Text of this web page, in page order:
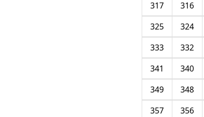
316
317
324
325
332
333
340
341
348
349
356
357